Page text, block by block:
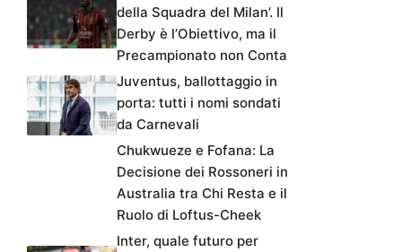
della Squadra del Milan’. Il
Derby è l’Obiettivo, ma il
Precampionato non Conta
Juventus, ballottaggio in
porta: tutti i nomi sondati
da Carnevali
Chukwueze e Fofana: La
Decisione dei Rossoneri in
Australia tra Chi Resta e il
Ruolo di Loftus-Cheek
Inter, quale futuro per